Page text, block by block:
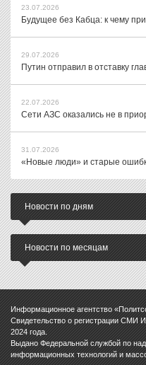
23.07.2026
Будущее без Кабца: к чему
29.07.2026
Путин отправил в отставку
22.07.2026
Сети АЗС оказались не в
31.07.2026
«Новые люди» и старые
Новости по дням
Новости по месяцам
Информационное агентство
Свидетельство о регистрации
2024 года.
Выдано Федеральной службой по
информационных технологий и